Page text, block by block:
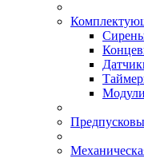
Модули